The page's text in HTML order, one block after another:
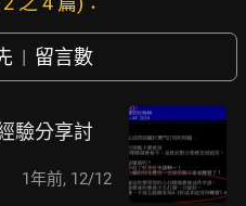
| 留言數
驗分享討
1年前, 12/12